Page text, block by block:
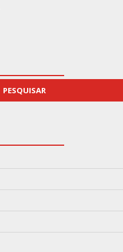
PESQUISAR